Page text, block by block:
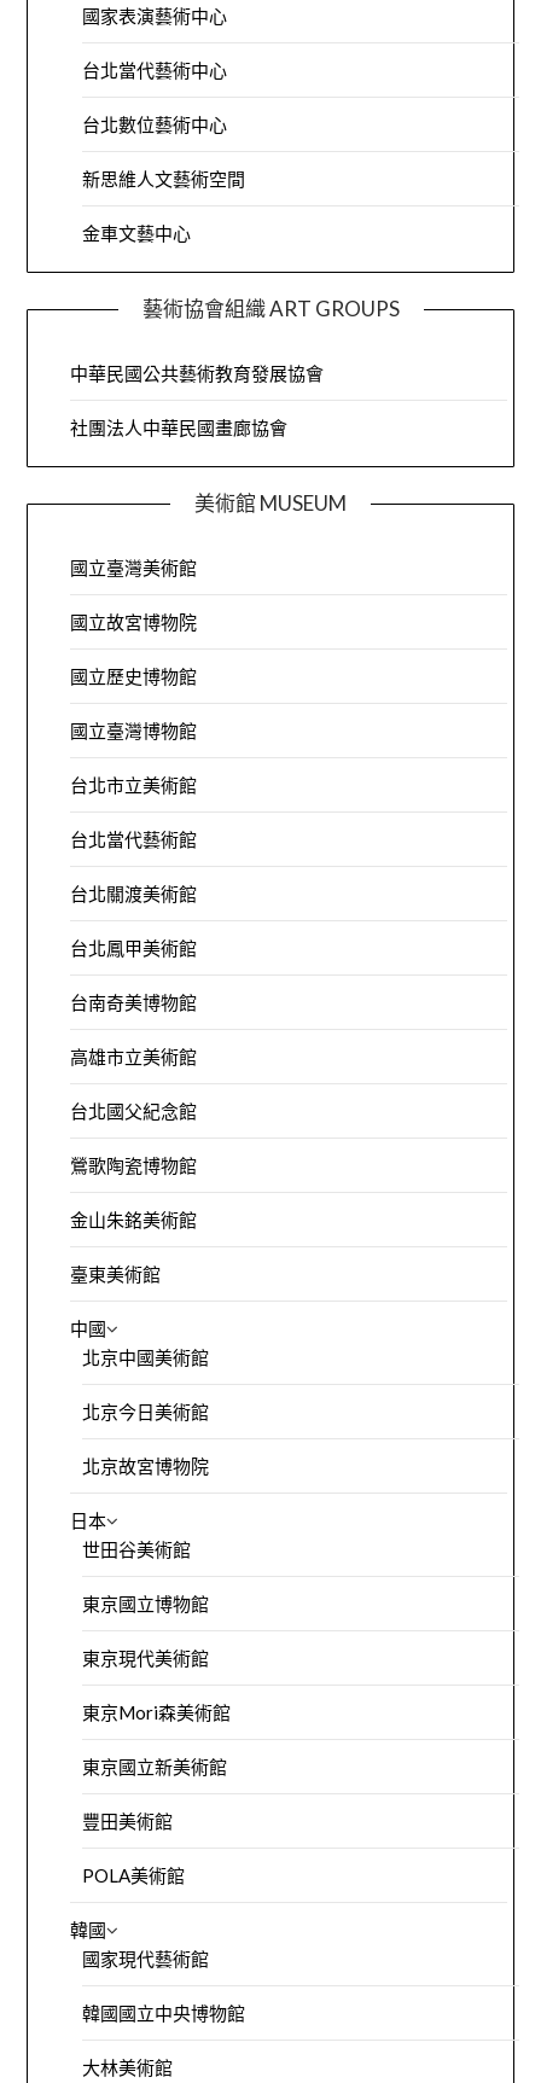
國家表演藝術中心
台北當代藝術中心
台北數位藝術中心
新思維人文藝術空間
金車文藝中心
藝術協會組織 ART GROUPS
中華民國公共藝術教育發展協會
社團法人中華民國畫廊協會
美術館 MUSEUM
國立臺灣美術館
國立故宮博物院
國立歷史博物館
國立臺灣博物館
台北市立美術館
台北當代藝術館
台北關渡美術館
台北鳳甲美術館
台南奇美博物館
高雄市立美術館
台北國父紀念館
鶯歌陶瓷博物館
金山朱銘美術館
臺東美術館
中國
北京中國美術館
北京今日美術館
北京故宮博物院
日本
世田谷美術館
東京國立博物館
東京現代美術館
東京Mori森美術館
東京國立新美術館
豐田美術館
POLA美術館
韓國
國家現代藝術館
韓國國立中央博物館
大林美術館